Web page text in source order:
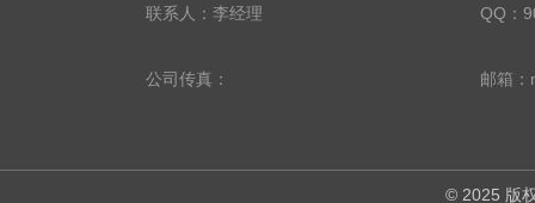
联系人：李经理 QQ：
公司传真： 邮箱
© 2025 版